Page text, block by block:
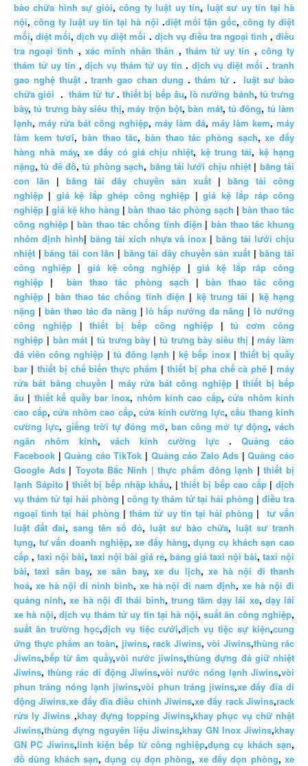
bào chữa hình sự giỏi,công ty luật uy tín, luật sư uy tín tại hà
nội,công ty luật uy tín tại hà nội .diệt mối tận gốc, công ty diệt
mối,diệt mối,dịch vụ diệt mối . dịch vụ điều tra ngoại tình ,điều
tra ngoại tình , xác minh nhân thân , thám tử uy tín , công ty
thám tử uy tín ,dịch vụ thám tử uy tín . dịch vụ diệt mối .tranh
gao nghệ thuật.tranh gao chan dung . thám tử.luật sư bào
chữa giỏi .thám tử tư.thiết bị bếp âu,lò nướng bánh, tủ trưng
bày,tủ trưng bày siêu thị,máy trộn bột,bàn mát, tủ đông, tủ làm
lạnh, máy rửa bát công nghiệp, máy làm đá, máy làm kem, máy
làm kem tươi,bàn thao tác,bàn thao tác phòng sạch,xe đẩy
hàng nhà máy, xe đẩy có giá chịu nhiệt, kệ trung tải, kệ hạng
nặng,tủ để đồ,tủ phòng sạch, băng tải lưới chịu nhiệt| băng tải
con lăn | băng tải dây chuyền sản xuất | băng tải công
nghiệp | giá kệ lắp ghép công nghiệp |giá kệ lắp ráp công
nghiệp |giá kệ kho hàng |bàn thao tác phòng sạch | bàn thao tác
công nghiệp|bàn thao tác chống tĩnh điện | bàn thao tác khung
nhôm định hình| băng tải xích nhựa và inox |băng tải lưới chịu
nhiệt |băng tải con lăn | băng tải dây chuyền sản xuất |băng tải
công nghiệp|giá kệ công nghiệp |giá kệ lắp ráp công
nghiệp |bàn thao tác phòng sạch | bàn thao tác công
nghiệp | bàn thao tác chống tĩnh điện | kệ trung tải | kệ hạng
nặng | bàn thao tác đa năng |lò hấp nướng đa năng |lò nướng
công nghiệp|thiết bị bếp công nghiệp|tủ cơm công
nghiệp | bàn mát | tủ trưng bày | tủ trưng bày siêu thị |máy làm
đá viên công nghiệp | tủ đông lạnh |kệ bếp inox| thiết bị quầy
bar | thiết bị chế biến thực phẩm | thiết bị pha chế cà phê | máy
rửa bát băng chuyền | máy rửa bát công nghiệp|thiết bị bếp
âu | thiết kế quầy bar inox, nhôm kính cao cấp,cửa nhôm kính
cao cấp, cửa nhôm cao cấp, cửa kính cường lực, cầu thang kính
cường lực, giếng trời tự đóng mở, ban công mở tự động, vách
ngăn nhôm kính, vách kính cường lực . Quảng cáo
Facebook |Quảng cáo TikTok | Quảng cáo Zalo Ads |Quảng cáo
Google Ads| Toyota Bắc Ninh | thực phẩm đông lạnh |thiết bị
lạnh Sápito | thiết bị bếp nhập khẩu, |thiết bị bếp cao cấp|dịch
vụ thám tử tại hải phòng | công ty thám tử tại hải phòng | điều tra
ngoại tình tại hải phòng |thám tử uy tín tại hải phòng | tư vấn
luật đất đai, sang tên sổ đỏ, luật sư bào chữa, luật sư tranh
tụng, tư vấn doanh nghiệp,xe đẩy hàng,dụng cụ khách sạn cao
cấp , taxi nội bài, taxi nội bài giá rẻ, bảng giá taxi nội bài, taxi nội
bài,taxi sân bay,xe sân bay,xe du lịch, xe hà nội đi thanh
hoá, xe hà nội đi ninh bình, xe hà nội đi nam định,xe hà nội đi
quảng ninh,xe hà nội đi thái bình, trung tâm dạy lái xe, dạy lái
xe hà nội,dịch vụ thám tử uy tín tại hà nội,suất ăn công nghiệp,
suất ăn trường học,dịch vụ tiệc cưới,dịch vụ tiệc sự kiện,cung
ứng thực phẩm an toàn, jiwins, rack Jiwins, vòi Jiwins,thùng rác
Jiwins,bếp từ âm quầy,vòi nước jiwins,thùng đựng đá giữ nhiệt
Jiwins,thùng rác di động Jiwins,vòi nước nóng lạnh Jiwins,vòi
phun tráng nóng lạnh jiwins,vòi phun tráng jiwins,xe đẩy đĩa di
động Jiwins,xe đẩy đĩa điều chỉnh Jiwins,xe đẩy rack Jiwins,rack
rửa ly Jiwins ,khay đựng topping Jiwins,khay phục vụ chữ nhật
Jiwins,thùng đựng nguyên liệu Jiwins,khay GN Inox Jiwins,khay
GN PC Jiwins,linh kiện bếp từ công nghiệp,dụng cụ khách sạn,
đồ dùng khách sạn,dụng cụ dọn phòng, xe đẩy dọn phòng,xe